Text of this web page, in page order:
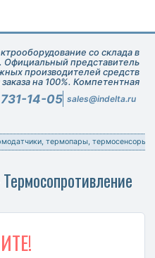
со склада в
Официальный представитель
производителей средств
на 100%. Компетентная
при подборе оборудования.
14-05 sales@indelta.ru
термопары, термосенсоры)